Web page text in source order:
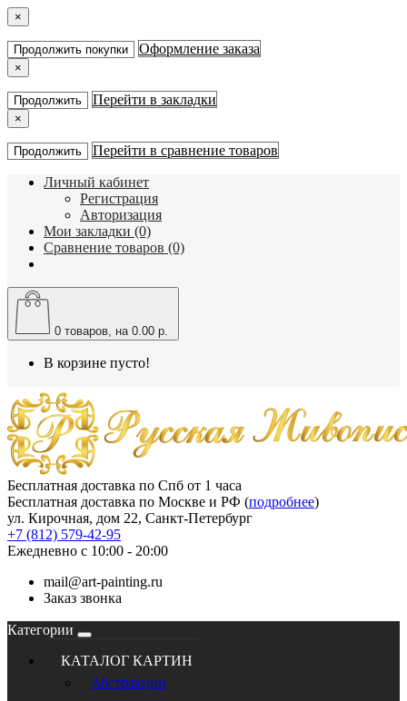
×
Продолжить покупки Оформление заказа
×
Продолжить Перейти в закладки
×
Продолжить Перейти в сравнение товаров
Личный кабинет
Регистрация
Авторизация
Мои закладки (0)
Сравнение товаров (0)
0 товаров, на 0.00 р.
В корзине пусто!
Бесплатная доставка по Спб от 1 часа
Бесплатная доставка по Москве и РФ (подробнее)
ул. Кирочная, дом 22, Санкт-Петербург
+7 (812) 579-42-95
Ежедневно с 10:00 - 20:00
mail@art-painting.ru
Заказ звонка
Категории
КАТАЛОГ КАРТИН
Абстракции